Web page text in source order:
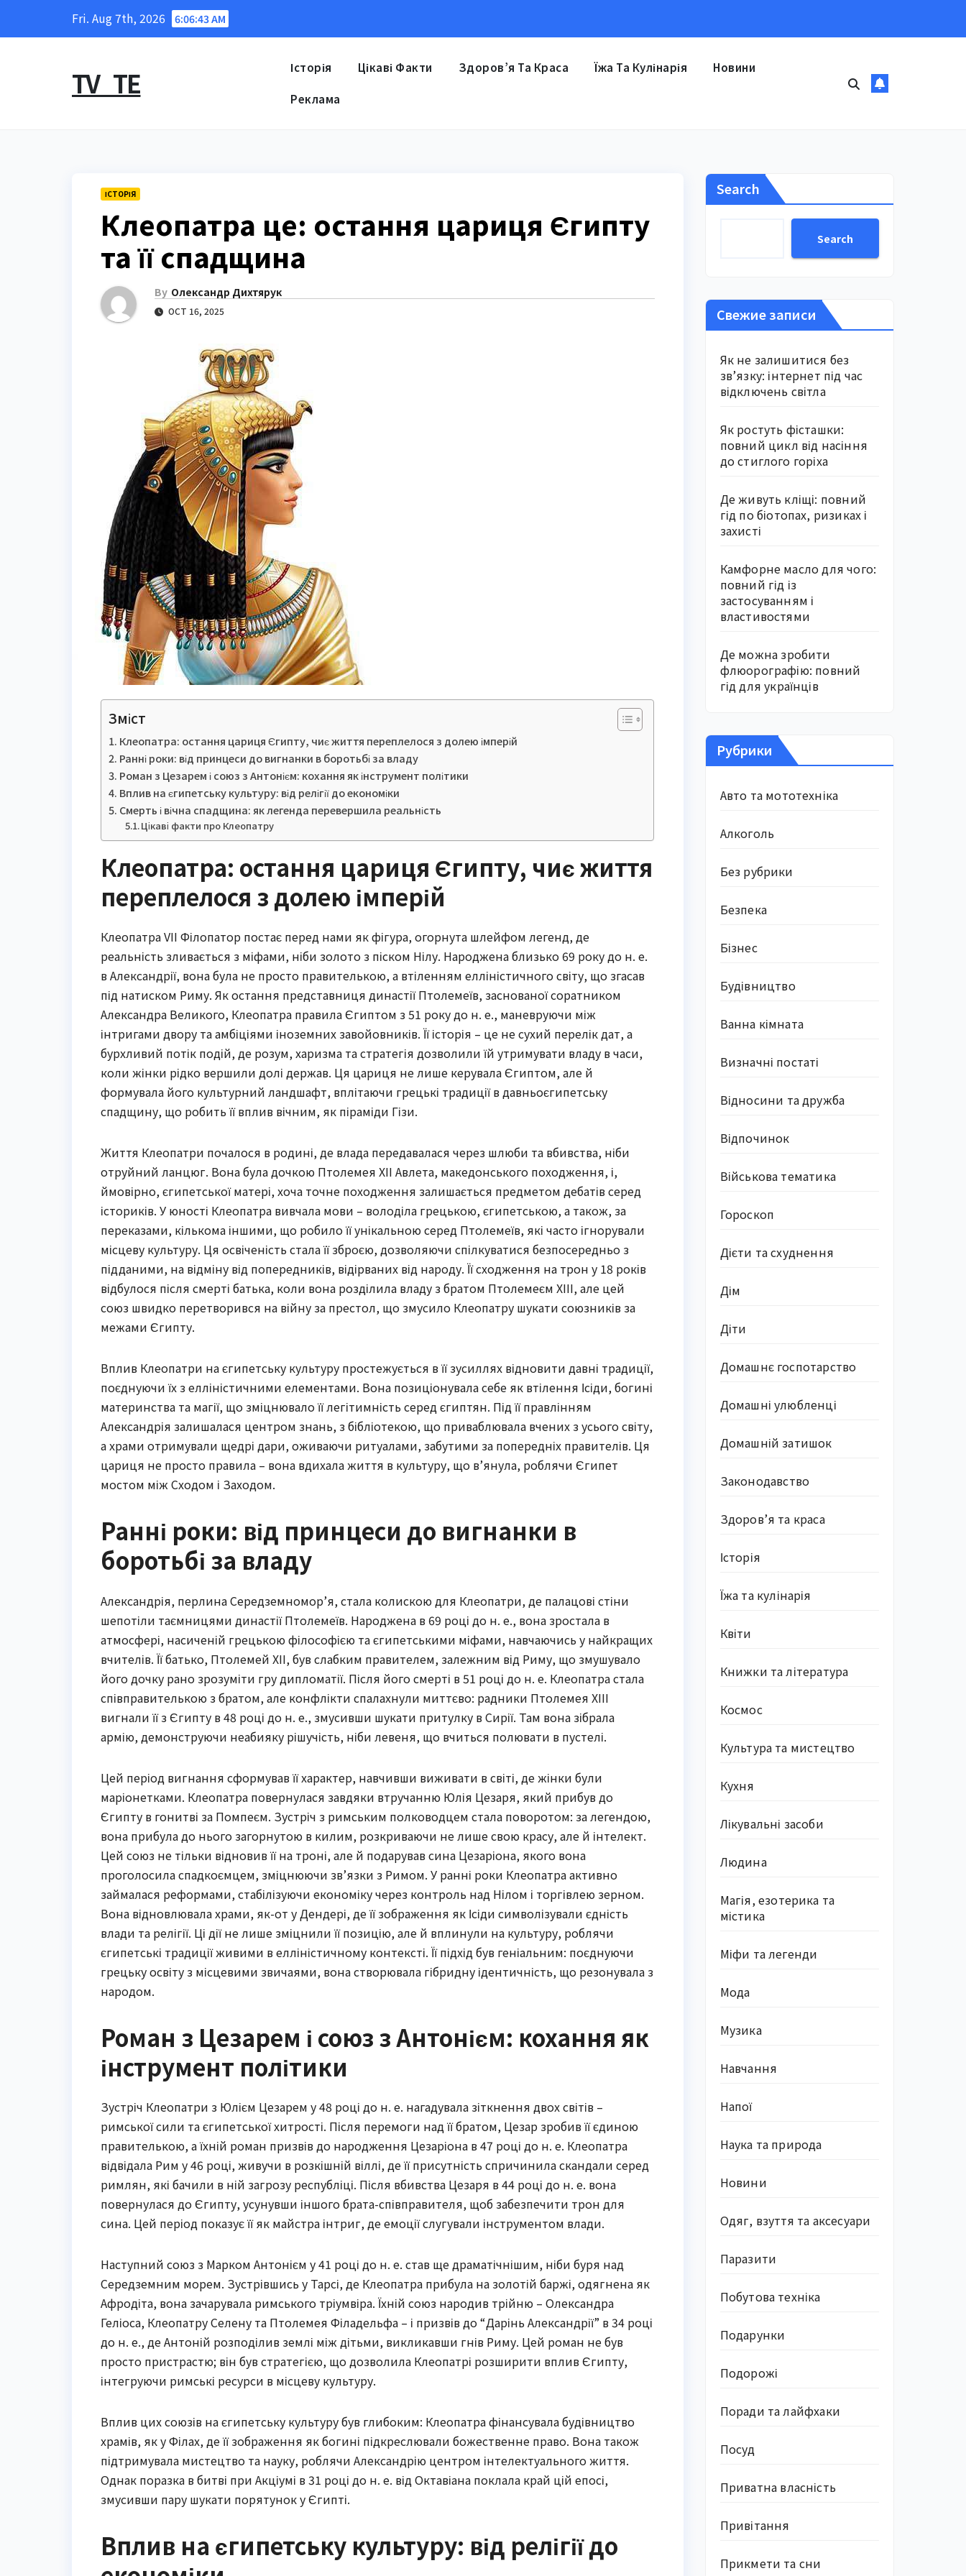
Fri. Aug 7th, 2026 6:06:44 AM
TV_TE Історія Цікаві Факти Здоров’я Та Краса Їжа Та Кулінарія Новини
Реклама
ІСТОРІЯ
Клеопатра це: остання цариця Єгипту
та її спадщина
By Олександр Дихтярук
OCT 16, 2025
Зміст
Клеопатра: остання цариця Єгипту, чиє життя переплелося з долею імперій
Ранні роки: від принцеси до вигнанки в боротьбі за владу
Роман з Цезарем і союз з Антонієм: кохання як інструмент політики
Вплив на єгипетську культуру: від релігії до економіки
Смерть і вічна спадщина: як легенда перевершила реальність
Цікаві факти про Клеопатру
Клеопатра: остання цариця Єгипту, чиє життя
переплелося з долею імперій
Клеопатра VII Філопатор постає перед нами як фігура, огорнута шлейфом легенд, де
реальність зливається з міфами, ніби золото з піском Нілу. Народжена близько 69 року до н. е.
в Александрії, вона була не просто правителькою, а втіленням елліністичного світу, що згасав
під натиском Риму. Як остання представниця династії Птолемеїв, заснованої соратником
Александра Великого, Клеопатра правила Єгиптом з 51 року до н. е., маневруючи між
інтригами двору та амбіціями іноземних завойовників. Її історія – це не сухий перелік дат, а
бурхливий потік подій, де розум, харизма та стратегія дозволили їй утримувати владу в часи,
коли жінки рідко вершили долі держав. Ця цариця не лише керувала Єгиптом, але й
формувала його культурний ландшафт, вплітаючи грецькі традиції в давньоєгипетську
спадщину, що робить її вплив вічним, як піраміди Гізи.
Життя Клеопатри почалося в родині, де влада передавалася через шлюби та вбивства, ніби
отруйний ланцюг. Вона була дочкою Птолемея XII Авлета, македонського походження, і,
ймовірно, єгипетської матері, хоча точне походження залишається предметом дебатів серед
істориків. У юності Клеопатра вивчала мови – володіла грецькою, єгипетською, а також, за
переказами, кількома іншими, що робило її унікальною серед Птолемеїв, які часто ігнорували
місцеву культуру. Ця освіченість стала її зброєю, дозволяючи спілкуватися безпосередньо з
підданими, на відміну від попередників, відірваних від народу. Її сходження на трон у 18 років
відбулося після смерті батька, коли вона розділила владу з братом Птолемеєм XIII, але цей
союз швидко перетворився на війну за престол, що змусило Клеопатру шукати союзників за
межами Єгипту.
Вплив Клеопатри на єгипетську культуру простежується в її зусиллях відновити давні традиції,
поєднуючи їх з елліністичними елементами. Вона позиціонувала себе як втілення Ісіди, богині
материнства та магії, що зміцнювало її легітимність серед єгиптян. Під її правлінням
Александрія залишалася центром знань, з бібліотекою, що приваблювала вчених з усього світу,
а храми отримували щедрі дари, оживаючи ритуалами, забутими за попередніх правителів. Ця
цариця не просто правила – вона вдихала життя в культуру, що в’янула, роблячи Єгипет
мостом між Сходом і Заходом.
Ранні роки: від принцеси до вигнанки в
боротьбі за владу
Александрія, перлина Середземномор’я, стала колискою для Клеопатри, де палацові стіни
шепотіли таємницями династії Птолемеїв. Народжена в 69 році до н. е., вона зростала в
атмосфері, насиченій грецькою філософією та єгипетськими міфами, навчаючись у найкращих
вчителів. Її батько, Птолемей XII, був слабким правителем, залежним від Риму, що змушувало
його дочку рано зрозуміти гру дипломатії. Після його смерті в 51 році до н. е. Клеопатра стала
співправителькою з братом, але конфлікти спалахнули миттєво: радники Птолемея XIII
вигнали її з Єгипту в 48 році до н. е., змусивши шукати притулку в Сирії. Там вона зібрала
армію, демонструючи неабияку рішучість, ніби левеня, що вчиться полювати в пустелі.
Цей період вигнання сформував її характер, навчивши виживати в світі, де жінки були
маріонетками. Клеопатра повернулася завдяки втручанню Юлія Цезаря, який прибув до
Єгипту в гонитві за Помпеєм. Зустріч з римським полководцем стала поворотом: за легендою,
вона прибула до нього загорнутою в килим, розкриваючи не лише свою красу, але й інтелект.
Цей союз не тільки відновив її на троні, але й подарував сина Цезаріона, якого вона
проголосила спадкоємцем, зміцнюючи зв’язки з Римом. У ранні роки Клеопатра активно
займалася реформами, стабілізуючи економіку через контроль над Нілом і торгівлею зерном.
Вона відновлювала храми, як-от у Дендері, де її зображення як Ісіди символізували єдність
влади та релігії. Ці дії не лише зміцнили її позицію, але й вплинули на культуру, роблячи
єгипетські традиції живими в елліністичному контексті. Її підхід був геніальним: поєднуючи
грецьку освіту з місцевими звичаями, вона створювала гібридну ідентичність, що резонувала з
народом.
Роман з Цезарем і союз з Антонієм: кохання як
інструмент політики
Зустріч Клеопатри з Юлієм Цезарем у 48 році до н. е. нагадувала зіткнення двох світів –
римської сили та єгипетської хитрості. Після перемоги над її братом, Цезар зробив її єдиною
правителькою, а їхній роман призвів до народження Цезаріона в 47 році до н. е. Клеопатра
відвідала Рим у 46 році, живучи в розкішній віллі, де її присутність спричинила скандали серед
римлян, які бачили в ній загрозу республіці. Після вбивства Цезаря в 44 році до н. е. вона
повернулася до Єгипту, усунувши іншого брата-співправителя, щоб забезпечити трон для
сина. Цей період показує її як майстра інтриг, де емоції слугували інструментом влади.
Наступний союз з Марком Антонієм у 41 році до н. е. став ще драматічнішим, ніби буря над
Середземним морем. Зустрівшись у Тарсі, де Клеопатра прибула на золотій баржі, одягнена як
Афродіта, вона зачарувала римського тріумвіра. Їхній союз народив трійню – Олександра
Геліоса, Клеопатру Селену та Птолемея Філадельфа – і призвів до “Дарінь Александрії” в 34 році
до н. е., де Антоній розподілив землі між дітьми, викликавши гнів Риму. Цей роман не був
просто пристрастю; він був стратегією, що дозволила Клеопатрі розширити вплив Єгипту,
інтегруючи римські ресурси в місцеву культуру.
Вплив цих союзів на єгипетську культуру був глибоким: Клеопатра фінансувала будівництво
храмів, як у Філах, де її зображення як богині підкреслювали божественне право. Вона також
підтримувала мистецтво та науку, роблячи Александрію центром інтелектуального життя.
Однак поразка в битві при Акціумі в 31 році до н. е. від Октавіана поклала край цій епосі,
змусивши пару шукати порятунок у Єгипті.
Вплив на єгипетську культуру: від релігії до
Search
Search
Свежие записи
Як не залишитися без
зв’язку: інтернет під час
відключень світла
Як ростуть фісташки:
повний цикл від насіння
до стиглого горіха
Де живуть кліщі: повний
гід по біотопах, ризиках і
захисті
Камфорне масло для чого:
повний гід із
застосуванням і
властивостями
Де можна зробити
флюорографію: повний
гід для українців
Рубрики
Авто та мототехніка
Алкоголь
Без рубрики
Безпека
Бізнес
Будівництво
Ванна кімната
Визначні постаті
Відносини та дружба
Відпочинок
Військова тематика
Гороскоп
Дієти та схуднення
Дім
Діти
Домашнє госпотарство
Домашні улюбленці
Домашній затишок
Законодавство
Здоров’я та краса
Історія
Їжа та кулінарія
Квіти
Книжки та література
Космос
Культура та мистецтво
Кухня
Лікувальні засоби
Людина
Магія, езотерика та
містика
Міфи та легенди
Мода
Музика
Навчання
Напої
Наука та природа
Новини
Одяг, взуття та аксесуари
Паразити
Побутова техніка
Подарунки
Подорожі
Поради та лайфхаки
Посуд
Приватна власність
Привітання
Прикмети та сни